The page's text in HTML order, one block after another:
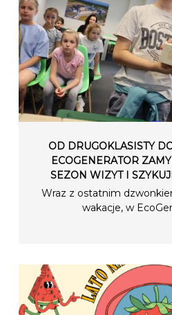
OD DRUGOKLASISTY
ECOGENERATOR
SEZON WIZYT I
Wraz z ostatnim
wakacje, w